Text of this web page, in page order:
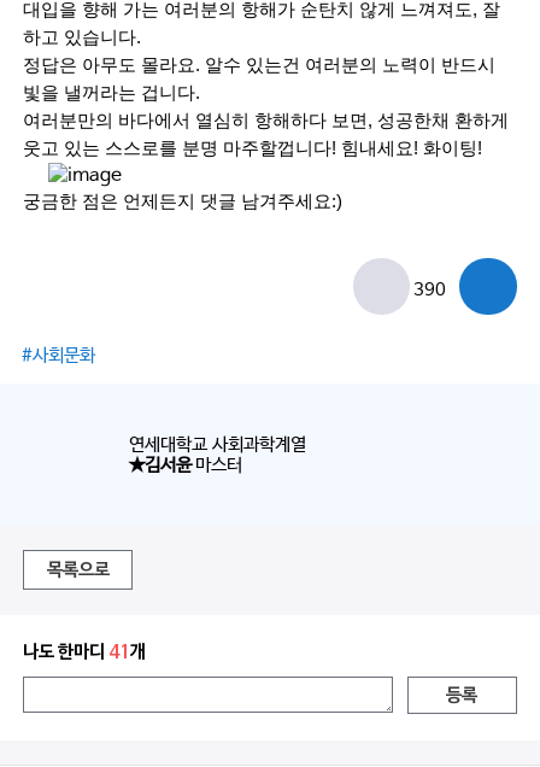
대입을 향해 가는 여러분의 항해가 순탄치 않게 느껴져도, 잘
하고 있습니다.
정답은 아무도 몰라요. 알수 있는건 여러분의 노력이 반드시
빛을 낼꺼라는 겁니다.
여러분만의 바다에서 열심히 항해하다 보면, 성공한채 환하게
웃고 있는 스스로를 분명 마주할껍니다! 힘내세요! 화이팅!
궁금한 점은 언제든지 댓글 남겨주세요:)
390
#사회문화
연세대학교 사회과학계열
★김서윤마스터
목록으로
나도 한마디 41개
등록